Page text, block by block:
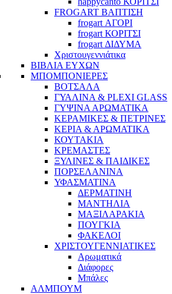
FROGART ΒΑΠΤΙΣΗ
frogart ΑΓΟΡΙ
frogart ΚΟΡΙΤΣΙ
frogart ΔΙΔΥΜΑ
Χριστουγεννιάτικα
ΒΙΒΛΙΑ ΕΥΧΩΝ
ΜΠΟΜΠΟΝΙΕΡΕΣ
ΒΟΤΣΑΛΑ
ΓΥΑΛΙΝΑ & PLEXI GLASS
ΓΥΨΙΝΑ ΑΡΩΜΑΤΙΚΑ
ΚΕΡΑΜΙΚΕΣ & ΠΕΤΡΙΝΕΣ
ΚΕΡΙΑ & ΑΡΩΜΑΤΙΚΑ
ΚΟΥΤΑΚΙΑ
ΚΡΕΜΑΣΤΕΣ
ΞΥΛΙΝΕΣ & ΠΑΙΔΙΚΕΣ
ΠΟΡΣΕΛΑΝΙΝΑ
ΥΦΑΣΜΑΤΙΝA
ΔΕΡΜΑΤΙΝΗ
ΜΑΝΤΗΛΙΑ
ΜΑΞΙΛΑΡΑΚΙΑ
ΠΟΥΓΚΙΑ
ΦΑΚΕΛΟΙ
ΧΡΙΣΤΟΥΓΕΝΝΙΑΤΙΚΕΣ
Αρωματικά
Διάφορες
Μπάλες
ΑΛΜΠΟΥΜ